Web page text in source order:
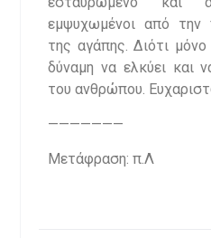
εμψυχωμένοι από την
της αγάπης. Διότι
δύναμη να ελκύει και
του ανθρώπου.
———————
Μετάφραση: π.Λ